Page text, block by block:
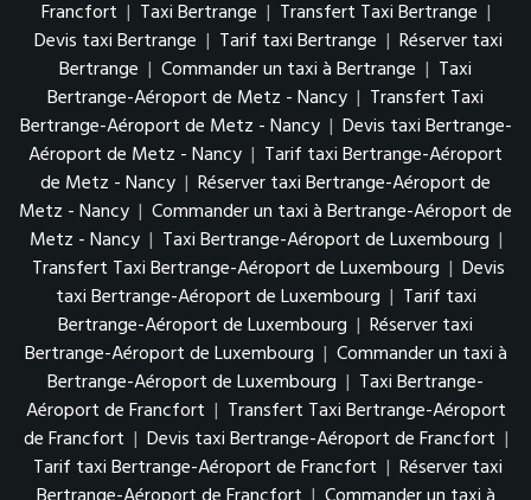
Francfort | Taxi Bertrange | Transfert Taxi Bertrange |
Devis taxi Bertrange | Tarif taxi Bertrange | Réserver taxi
Bertrange | Commander un taxi à Bertrange | Taxi
Bertrange-Aéroport de Metz - Nancy | Transfert Taxi
Bertrange-Aéroport de Metz - Nancy | Devis taxi Bertrange-
Aéroport de Metz - Nancy | Tarif taxi Bertrange-Aéroport
de Metz - Nancy | Réserver taxi Bertrange-Aéroport de
Metz - Nancy | Commander un taxi à Bertrange-Aéroport de
Metz - Nancy | Taxi Bertrange-Aéroport de Luxembourg |
Transfert Taxi Bertrange-Aéroport de Luxembourg | Devis
taxi Bertrange-Aéroport de Luxembourg | Tarif taxi
Bertrange-Aéroport de Luxembourg | Réserver taxi
Bertrange-Aéroport de Luxembourg | Commander un taxi à
Bertrange-Aéroport de Luxembourg | Taxi Bertrange-
Aéroport de Francfort | Transfert Taxi Bertrange-Aéroport
de Francfort | Devis taxi Bertrange-Aéroport de Francfort |
Tarif taxi Bertrange-Aéroport de Francfort | Réserver taxi